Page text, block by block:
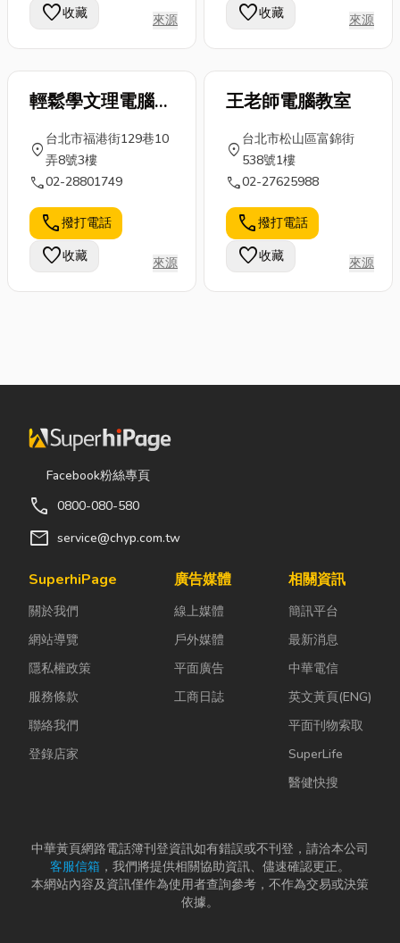
favorite收藏 來源 favorite收藏 來源
輕鬆學文理電腦補
習班
location_on
台北市福港街129巷10
弄8號3樓
call02-28801749
call撥打電話
favorite收藏 來源
王老師電腦教室
location_on
台北市松山區富錦街
538號1樓
call02-27625988
call撥打電話
favorite收藏 來源
Facebook粉絲專頁
call 0800-080-580
mail service@chyp.com.tw
SuperhiPage
關於我們
網站導覽
隱私權政策
服務條款
聯絡我們
登錄店家
廣告媒體
線上媒體
戶外媒體
平面廣告
工商日誌
相關資訊
簡訊平台
最新消息
中華電信
英文黃頁(ENG)
平面刊物索取
SuperLife
醫健快搜
中華黃頁網路電話簿刊登資訊如有錯誤或不刊登，請洽本公司
客服信箱 ，我們將提供相關協助資訊、儘速確認更正。
本網站內容及資訊僅作為使用者查詢參考，不作為交易或決策
依據。